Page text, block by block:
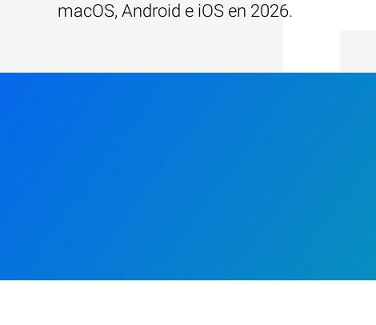
macOS, Android e iOS en 2026.